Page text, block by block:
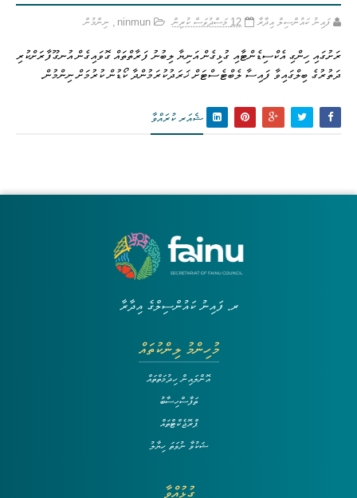
ފައިނު ކައުންސިލް އިދާރާ 12 މަސްދުވަސް ކުރިން ninmun
, ނިންމުން
ރަށުގައި ހިންގި އެކްސިޑެންޓާއި ގުޅިގެން އަނިޔާ ލިބުނު ފަރާތްތައް ގޮވައިގެން އުނގޫފާރަށްކުރި
ދަތުރުގެ ބިލްގައިވާ ފައިސާ ލެބްޓެސްޓަށް ޚަރަދުކުރަމުންދާ ކޯޑުން ކުރުމަށް ނިންމުން.
ޝެއަރ ކުރައްވާ
ރ. ފައިނު ކައުންސިލްގެ އިދާރާ
މުހިންމު ލިންކުތައް
އޮންލައިން ހިދުމަތްތައް
ތަފާސްހިސާބު
ޕްރޮޖެކްޓްތައް
ޝަކުވާ ނުވަތަ ހިޔާލު
ގުޅުއްވާ